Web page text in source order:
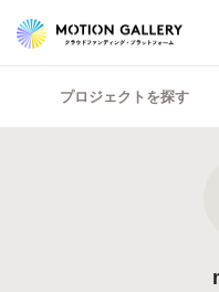
プロジェクトを探す